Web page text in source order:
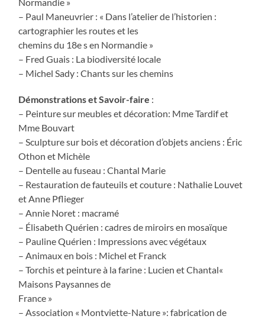
– Paul Maneuvrier : « Dans l’atelier de l’historien :
cartographier les routes et les
chemins du 18e s en Normandie »
– Fred Guais : La biodiversité locale
– Michel Sady : Chants sur les chemins
Démonstrations et Savoir-faire :
– Peinture sur meubles et décoration: Mme Tardif et
Mme Bouvart
– Sculpture sur bois et décoration d’objets anciens : Éric
Othon et Michèle
– Dentelle au fuseau : Chantal Marie
– Restauration de fauteuils et couture : Nathalie Louvet
et Anne Pflieger
– Annie Noret : macramé
– Élisabeth Quérien : cadres de miroirs en mosaïque
– Pauline Quérien : Impressions avec végétaux
– Animaux en bois : Michel et Franck
– Torchis et peinture à la farine : Lucien et Chantal«
Maisons Paysannes de
France »
– Association « Montviette-Nature »: fabrication de